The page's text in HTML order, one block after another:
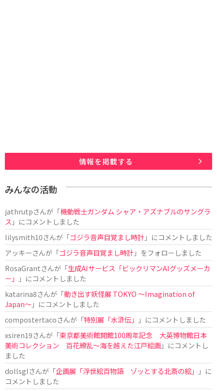
情報を掲載する
みんなの活動
jathrutpさんが「機動戦士ガンダム シャア・アズナブルのサングラ
ス 」にコメントしました
lilysmith10さんが「ゴジラ音声目覚まし時計」にコメントしました
アッキーさんが「ゴジラ音声目覚まし時計」をフォローしました
RosaGrantさんが「生成AIサービス「ビックリマンAIグッズメーカ
ー」
」にコメントしました
katarina8さんが「動き出す妖怪展 TOKYO 〜Imagination of
Japan〜」にコメントしました
compostertacoさんが「特別展「水滸伝」
」にコメントしました
xsiren19さんが「東京都美術館開館100周年記念 大英博物館日本
美術コレクション 百花繚乱～海を越えた江戸絵画」にコメントし
ました
dollsglさんが「企画展「浮世絵百物語 ゾッとする北斎の絵」
」に
コメントしました